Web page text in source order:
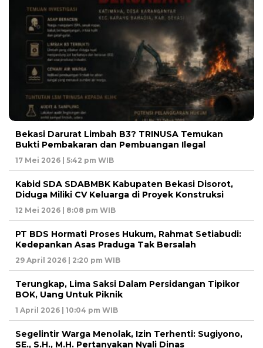
Bekasi Darurat Limbah B3? TRINUSA Temukan
Bukti Pembakaran dan Pembuangan Ilegal
17 Mei 2026 | 5:42 pm WIB
Kabid SDA SDABMBK Kabupaten Bekasi Disorot,
Diduga Miliki CV Keluarga di Proyek Konstruksi
12 Mei 2026 | 8:08 pm WIB
PT BDS Hormati Proses Hukum, Rahmat Setiabudi:
Kedepankan Asas Praduga Tak Bersalah
29 April 2026 | 2:20 pm WIB
Terungkap, Lima Saksi Dalam Persidangan Tipikor
BOK, Uang Untuk Piknik
1 April 2026 | 10:04 pm WIB
Segelintir Warga Menolak, Izin Terhenti: Sugiyono,
SE., S.H., M.H. Pertanyakan Nyali Dinas